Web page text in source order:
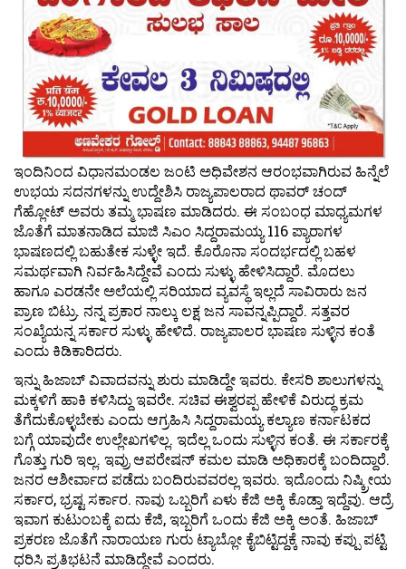
ಇಂದಿನಿಂದ ವಿಧಾನಮಂಡಲ ಜಂಟಿ ಅಧಿವೇಶನ ಆರಂಭವಾಗಿರುವ ಹಿನ್ನೆಲೆ
ಉಭಯ ಸದನಗಳನ್ನು ಉದ್ದೇಶಿಸಿ ರಾಜ್ಯಪಾಲರಾದ ಥಾವರ್ ಚಂದ್
ಗೆಹ್ಲೋಟ್ ಅವರು ತಮ್ಮ ಭಾಷಣ ಮಾಡಿದರು. ಈ ಸಂಬಂಧ ಮಾಧ್ಯಮಗಳ
ಜೊತೆಗೆ ಮಾತನಾಡಿದ ಮಾಜಿ ಸಿಎಂ ಸಿದ್ದರಾಮಯ್ಯ 116 ಪ್ಯಾರಾಗಳ
ಭಾಷಣದಲ್ಲಿ ಬಹುತೇಕ ಸುಳ್ಳೇ ಇದೆ. ಕೊರೊನಾ ಸಂದರ್ಭದಲ್ಲಿ ಬಹಳ
ಸಮರ್ಥವಾಗಿ ನಿರ್ವಹಿಸಿದ್ದೇವೆ ಎಂದು ಸುಳ್ಳು ಹೇಳಿಸಿದ್ದಾರೆ. ಮೊದಲು
ಹಾಗೂ ಎರಡನೇ ಅಲೆಯಲ್ಲಿ ಸರಿಯಾದ ವ್ಯವಸ್ಥೆ ಇಲ್ಲದೆ ಸಾವಿರಾರು ಜನ
ಪ್ರಾಣ ಬಿಟ್ರು. ನನ್ನ ಪ್ರಕಾರ ನಾಲ್ಕು ಲಕ್ಷ ಜನ ಸಾವನ್ನಪ್ಪಿದ್ದಾರೆ. ಸತ್ತವರ
ಸಂಖ್ಯೆಯನ್ನ ಸರ್ಕಾರ ಸುಳ್ಳು ಹೇಳಿದೆ. ರಾಜ್ಯಪಾಲರ ಭಾಷಣ ಸುಳ್ಳಿನ ಕಂತೆ
ಎಂದು ಕಿಡಿಕಾರಿದರು.
ಇನ್ನು ಹಿಜಾಬ್ ವಿವಾದವನ್ನು ಶುರು ಮಾಡಿದ್ದೇ ಇವರು. ಕೇಸರಿ ಶಾಲುಗಳನ್ನು
ಮಕ್ಕಳಿಗೆ ಹಾಕಿ ಕಳಿಸಿದ್ದು ಇವರೇ. ಸಚಿವ ಈಶ್ವರಪ್ಪ ಹೇಳಿಕೆ ವಿರುದ್ಧ ಕ್ರಮ
ತೆಗೆದುಕೊಳ್ಳಬೇಕು ಎಂದು ಆಗ್ರಹಿಸಿ ಸಿದ್ದರಾಮಯ್ಯ ಕಲ್ಯಾಣ ಕರ್ನಾಟಕದ
ಬಗ್ಗೆ ಯಾವುದೇ ಉಲ್ಲೇಖಗಳಿಲ್ಲ. ಇದೆಲ್ಲ ಒಂದು ಸುಳ್ಳಿನ ಕಂತೆ. ಈ ಸರ್ಕಾರಕ್ಕೆ
ಗೊತ್ತು ಗುರಿ ಇಲ್ಲ. ಇವ್ರು ಆಪರೇಷನ್ ಕಮಲ ಮಾಡಿ ಅಧಿಕಾರಕ್ಕೆ ಬಂದಿದ್ದಾರೆ.
ಜನರ ಆಶೀರ್ವಾದ ಪಡೆದು ಬಂದಿರುವವರಲ್ಲ ಇವರು. ಇದೊಂದು ನಿಷ್ಕ್ರೀಯ
ಸರ್ಕಾರ, ಭ್ರಷ್ಟ ಸರ್ಕಾರ. ನಾವು ಒಬ್ಬರಿಗೆ ಏಳು ಕೆಜಿ ಅಕ್ಕಿ ಕೊಡ್ತಾ ಇದ್ದೆವು. ಆದ್ರೆ
ಇವಾಗ ಕುಟುಂಬಕ್ಕೆ ಐದು ಕೆಜಿ, ಇಬ್ಬರಿಗೆ ಒಂದು ಕೆಜಿ ಅಕ್ಕಿ ಅಂತೆ. ಹಿಜಾಬ್
ಪ್ರಕರಣ ಜೊತೆಗೆ ನಾರಾಯಣ ಗುರು ಟ್ಯಾಬ್ಲೋ ಕೈಬಿಟ್ಟಿದ್ದಕ್ಕೆ ನಾವು ಕಪ್ಪು ಪಟ್ಟಿ
ಧರಿಸಿ ಪ್ರತಿಭಟನೆ ಮಾಡಿದ್ದೇವೆ ಎಂದರು.